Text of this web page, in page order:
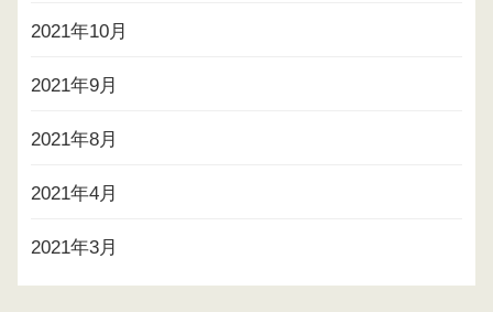
2021年10月
2021年9月
2021年8月
2021年4月
2021年3月